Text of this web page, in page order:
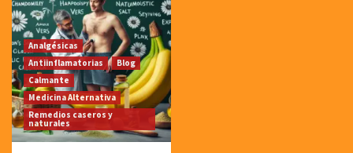
Analgésicas
Antiinflamatorias
Blog
Calmante
Medicina Alternativa
Remedios caseros y
naturales